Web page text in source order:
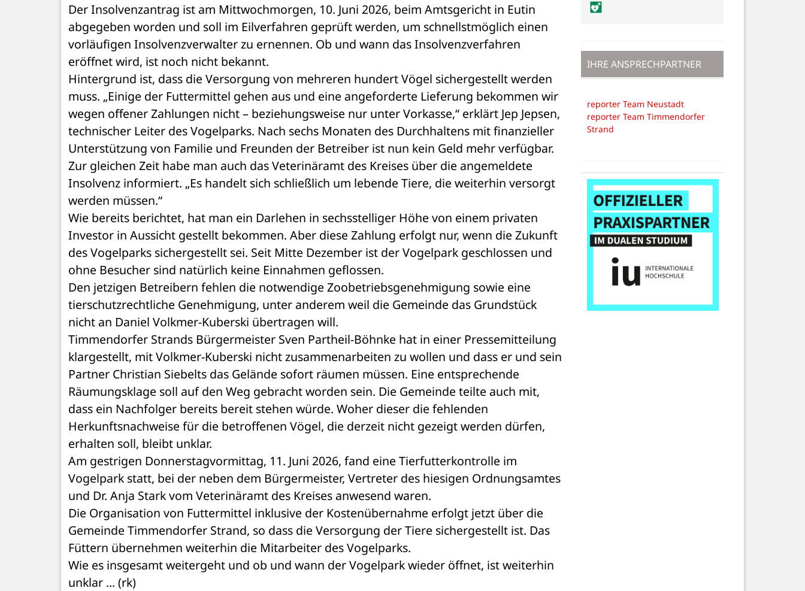
Der Insolvenzantrag ist am Mittwochmorgen, 10. Juni 2026, beim Amtsgericht in Eutin
abgegeben worden und soll im Eilverfahren geprüft werden, um schnellstmöglich einen
vorläufigen Insolvenzverwalter zu ernennen. Ob und wann das Insolvenzverfahren
eröffnet wird, ist noch nicht bekannt.
Hintergrund ist, dass die Versorgung von mehreren hundert Vögel sichergestellt werden
muss. „Einige der Futtermittel gehen aus und eine angeforderte Lieferung bekommen wir
wegen offener Zahlungen nicht – beziehungsweise nur unter Vorkasse,“ erklärt Jep Jepsen,
technischer Leiter des Vogelparks. Nach sechs Monaten des Durchhaltens mit finanzieller
Unterstützung von Familie und Freunden der Betreiber ist nun kein Geld mehr verfügbar.
Zur gleichen Zeit habe man auch das Veterinäramt des Kreises über die angemeldete
Insolvenz informiert. „Es handelt sich schließlich um lebende Tiere, die weiterhin versorgt
werden müssen.“
Wie bereits berichtet, hat man ein Darlehen in sechsstelliger Höhe von einem privaten
Investor in Aussicht gestellt bekommen. Aber diese Zahlung erfolgt nur, wenn die Zukunft
des Vogelparks sichergestellt sei. Seit Mitte Dezember ist der Vogelpark geschlossen und
ohne Besucher sind natürlich keine Einnahmen geflossen.
Den jetzigen Betreibern fehlen die notwendige Zoobetriebsgenehmigung sowie eine
tierschutzrechtliche Genehmigung, unter anderem weil die Gemeinde das Grundstück
nicht an Daniel Volkmer-Kuberski übertragen will.
Timmendorfer Strands Bürgermeister Sven Partheil-Böhnke hat in einer Pressemitteilung
klargestellt, mit Volkmer-Kuberski nicht zusammenarbeiten zu wollen und dass er und sein
Partner Christian Siebelts das Gelände sofort räumen müssen. Eine entsprechende
Räumungsklage soll auf den Weg gebracht worden sein. Die Gemeinde teilte auch mit,
dass ein Nachfolger bereits bereit stehen würde. Woher dieser die fehlenden
Herkunftsnachweise für die betroffenen Vögel, die derzeit nicht gezeigt werden dürfen,
erhalten soll, bleibt unklar.
Am gestrigen Donnerstagvormittag, 11. Juni 2026, fand eine Tierfutterkontrolle im
Vogelpark statt, bei der neben dem Bürgermeister, Vertreter des hiesigen Ordnungsamtes
und Dr. Anja Stark vom Veterinäramt des Kreises anwesend waren.
Die Organisation von Futtermittel inklusive der Kostenübernahme erfolgt jetzt über die
Gemeinde Timmendorfer Strand, so dass die Versorgung der Tiere sichergestellt ist. Das
Füttern übernehmen weiterhin die Mitarbeiter des Vogelparks.
Wie es insgesamt weitergeht und ob und wann der Vogelpark wieder öffnet, ist weiterhin
unklar ... (rk)
IHRE ANSPRECHPARTNER
reporter Team Neustadt
reporter Team Timmendorfer
Strand